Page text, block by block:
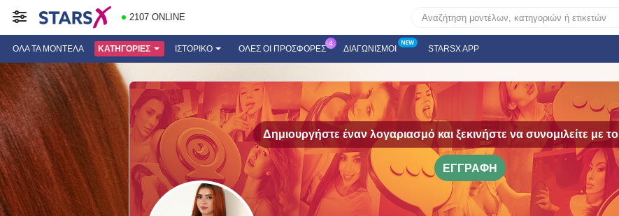
2107 ONLINE
ΌΛΑ ΤΑ ΜΟΝΤΈΛΑ ΚΑΤΗΓΟΡΊΕΣ ΙΣΤΟΡΙΚΌ ΟΛΕΣ ΟΙ ΠΡΟΣΦΟΡΕΣ ΔΙΑΓΩΝΙΣΜΟΊ STARSX APP
Δημιουργήστε έναν λογαριασμό και ξεκινήστε να συνομιλείτε με το
ΕΓΓΡΑΦΉ